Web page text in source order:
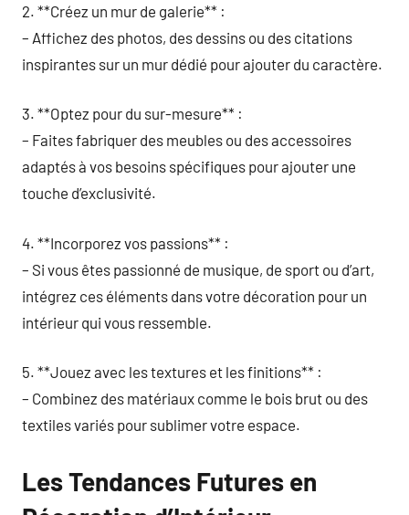
2. **Créez un mur de galerie** :
– Affichez des photos, des dessins ou des citations
inspirantes sur un mur dédié pour ajouter du caractère.
3. **Optez pour du sur-mesure** :
– Faites fabriquer des meubles ou des accessoires
adaptés à vos besoins spécifiques pour ajouter une
touche d’exclusivité.
4. **Incorporez vos passions** :
– Si vous êtes passionné de musique, de sport ou d’art,
intégrez ces éléments dans votre décoration pour un
intérieur qui vous ressemble.
5. **Jouez avec les textures et les finitions** :
– Combinez des matériaux comme le bois brut ou des
textiles variés pour sublimer votre espace.
Les Tendances Futures en